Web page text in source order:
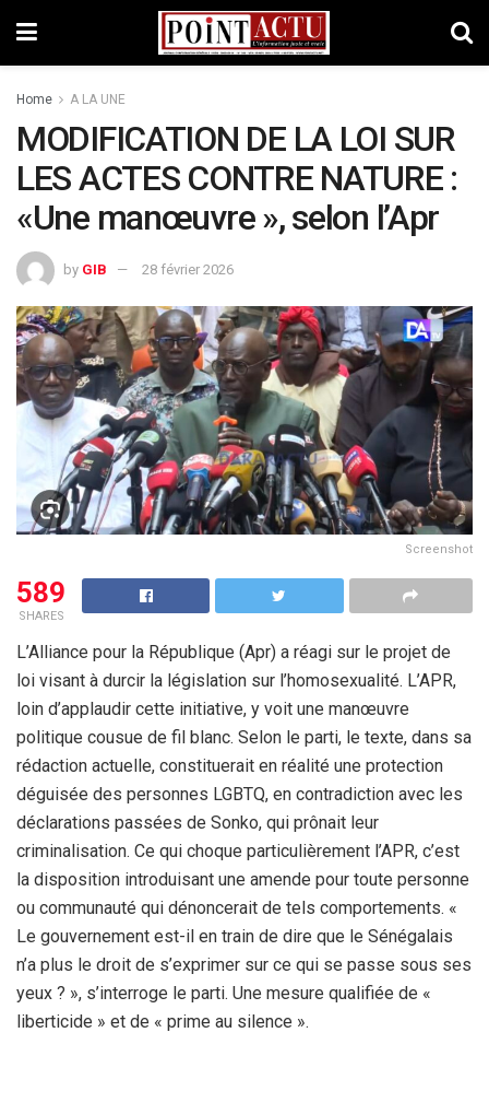
Home A LA UNE
MODIFICATION DE LA LOI SUR
LES ACTES CONTRE NATURE :
«Une manœuvre », selon l’Apr
by GIB 28 février 2026
Screenshot
589
SHARES
L’Alliance pour la République (Apr) a réagi sur le projet de
loi visant à durcir la législation sur l’homosexualité. L’APR,
loin d’applaudir cette initiative, y voit une manœuvre
politique cousue de fil blanc. Selon le parti, le texte, dans sa
rédaction actuelle, constituerait en réalité une protection
déguisée des personnes LGBTQ, en contradiction avec les
déclarations passées de Sonko, qui prônait leur
criminalisation. Ce qui choque particulièrement l’APR, c’est
la disposition introduisant une amende pour toute personne
ou communauté qui dénoncerait de tels comportements. «
Le gouvernement est-il en train de dire que le Sénégalais
n’a plus le droit de s’exprimer sur ce qui se passe sous ses
yeux ? », s’interroge le parti. Une mesure qualifiée de «
liberticide » et de « prime au silence ».